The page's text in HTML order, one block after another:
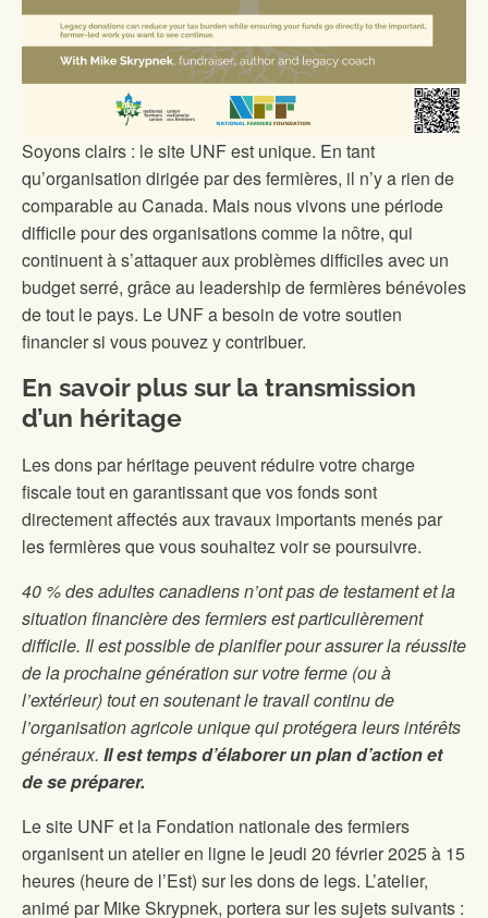
Soyons clairs : le site UNF est unique. En tant
qu’organisation dirigée par des fermières, il n’y a rien de
comparable au Canada. Mais nous vivons une période
difficile pour des organisations comme la nôtre, qui
continuent à s’attaquer aux problèmes difficiles avec un
budget serré, grâce au leadership de fermières bénévoles
de tout le pays. Le UNF a besoin de votre soutien
financier si vous pouvez y contribuer.
En savoir plus sur la transmission
d’un héritage
Les dons par héritage peuvent réduire votre charge
fiscale tout en garantissant que vos fonds sont
directement affectés aux travaux importants menés par
les fermières que vous souhaitez voir se poursuivre.
40 % des adultes canadiens n’ont pas de testament et la
situation financière des fermiers est particulièrement
difficile. Il est possible de planifier pour assurer la réussite
de la prochaine génération sur votre ferme (ou à
l’extérieur) tout en soutenant le travail continu de
l’organisation agricole unique qui protégera leurs intérêts
généraux. Il est temps d’élaborer un plan d’action et
de se préparer.
Le site UNF et la Fondation nationale des fermiers
organisent un atelier en ligne le jeudi 20 février 2025 à 15
heures (heure de l’Est) sur les dons de legs. L’atelier,
animé par Mike Skrypnek, portera sur les sujets suivants :